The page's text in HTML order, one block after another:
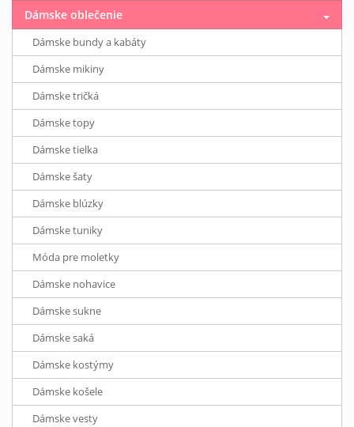
Dámske oblečenie
Dámske bundy a kabáty
Dámske mikiny
Dámske tričká
Dámske topy
Dámske tielka
Dámske šaty
Dámske blúzky
Dámske tuniky
Móda pre moletky
Dámske nohavice
Dámske sukne
Dámske saká
Dámske kostýmy
Dámske košele
Dámske vesty